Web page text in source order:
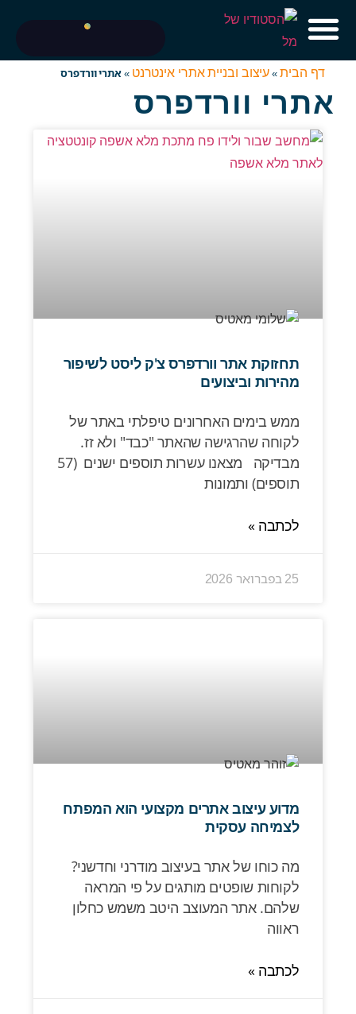
דף הבית»עיצוב ובניית אתרי אינטרנט »אתרי וורדפרס
אתרי וורדפרס
תחזוקת אתר וורדפרס צ'ק ליסט לשיפור
מהירות וביצועים
ממש בימים האחרונים טיפלתי באתר של
לקוחה שהרגישה שהאתר "כבד" ולא זז.
מבדיקה מצאנו עשרות תוספים ישנים (57
תוספים) ותמונות
לכתבה »
25 בפברואר 2026
מדוע עיצוב אתרים מקצועי הוא המפתח
לצמיחה עסקית
מה כוחו של אתר בעיצוב מודרני וחדשני?
לקוחות שופטים מותגים על פי המראה
שלהם. אתר המעוצב היטב משמש כחלון
ראווה
לכתבה »